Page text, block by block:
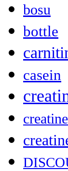
bosu
bottle
casein